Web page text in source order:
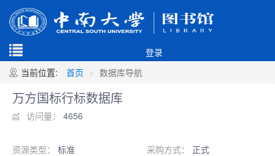
登录
当前位置:
首页 数据库导航
万方国标行标数据库
访问量： 4656
资源类型： 标准 采购方式： 正式